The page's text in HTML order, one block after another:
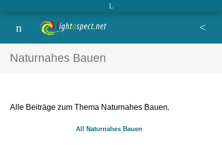
Menu
Naturnahes Bauen
Alle Beiträge zum Thema Naturnahes Bauen.
All Naturnahes Bauen